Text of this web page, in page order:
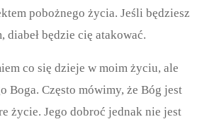
pobożnego życia. Jeśli będziesz
diabeł będzie cię atakować.
co się dzieje w moim życiu, ale
Boga. Często mówimy, że Bóg jest
życie. Jego dobroć jednak nie jest